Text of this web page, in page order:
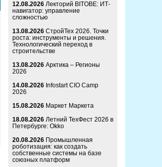
12.08.2026 Лекторий BITOBE: ИТ-
навигатор: управление
сложностью
13.08.2026 СтройТех 2026. Точки
роста: инструменты и решения.
Технологический переход в
строительстве
13.08.2026 Арктика – Регионы
2026
14.08.2026 Infostart CIO Camp
2026
15.08.2026 Маркет Маркета
18.08.2026 Летний ТехФест 2026 в
Петербурге: Okko
20.08.2026 Промышленная
роботизация: как создать
собственные системы на базе
союзных платформ